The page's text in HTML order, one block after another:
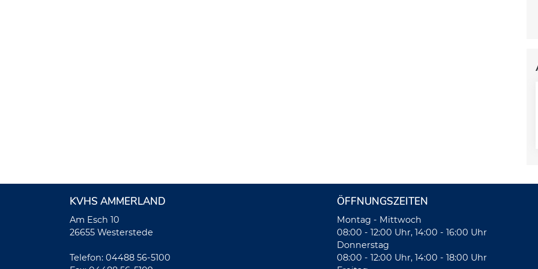
KVHS AMMERLAND
Am Esch 10
26655 Westerstede
Telefon: 04488 56-5100
ÖFFNUNGSZEITEN
Montag - Mittwoch
08:00 - 12:00 Uhr, 14:00 - 16:00 Uhr
Donnerstag
08:00 - 12:00 Uhr, 14:00 - 18:00 Uhr